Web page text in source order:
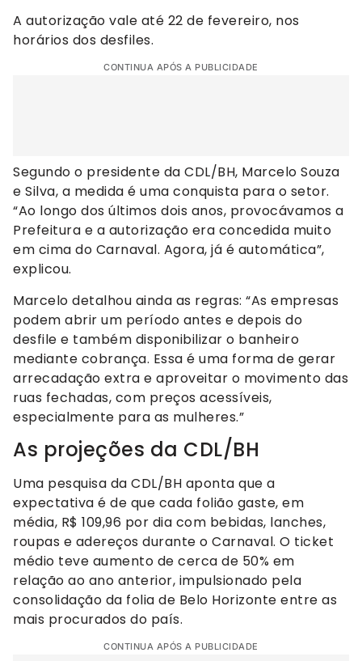
A autorização vale até 22 de fevereiro, nos
horários dos desfiles.
CONTINUA APÓS A PUBLICIDADE
Segundo o presidente da CDL/BH, Marcelo Souza
e Silva, a medida é uma conquista para o setor.
“Ao longo dos últimos dois anos, provocávamos a
Prefeitura e a autorização era concedida muito
em cima do Carnaval. Agora, já é automática”,
explicou.
Marcelo detalhou ainda as regras: “As empresas
podem abrir um período antes e depois do
desfile e também disponibilizar o banheiro
mediante cobrança. Essa é uma forma de gerar
arrecadação extra e aproveitar o movimento das
ruas fechadas, com preços acessíveis,
especialmente para as mulheres.”
As projeções da CDL/BH
Uma pesquisa da CDL/BH aponta que a
expectativa é de que cada folião gaste, em
média, R$ 109,96 por dia com bebidas, lanches,
roupas e adereços durante o Carnaval. O ticket
médio teve aumento de cerca de 50% em
relação ao ano anterior, impulsionado pela
consolidação da folia de Belo Horizonte entre as
mais procurados do país.
CONTINUA APÓS A PUBLICIDADE